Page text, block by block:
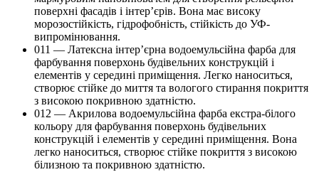
поверхні фасадів і інтер’єрів. Вона має високу
морозостійкість, гідрофобність, стійкість до УФ-
випромінювання.
011 — Латексна інтер’єрна водоемульсійна фарба для
фарбування поверхонь будівельних конструкцій і
елементів у середині приміщення. Легко наноситься,
створює стійке до миття та вологого стирання покриття
з високою покривною здатністю.
012 — Акрилова водоемульсійна фарба екстра-білого
кольору для фарбування поверхонь будівельних
конструкцій і елементів у середині приміщення. Вона
легко наноситься, створює стійке покриття з високою
білизною та покривною здатністю.